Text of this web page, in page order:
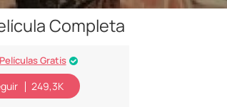
Completa
Gratis
249,3K